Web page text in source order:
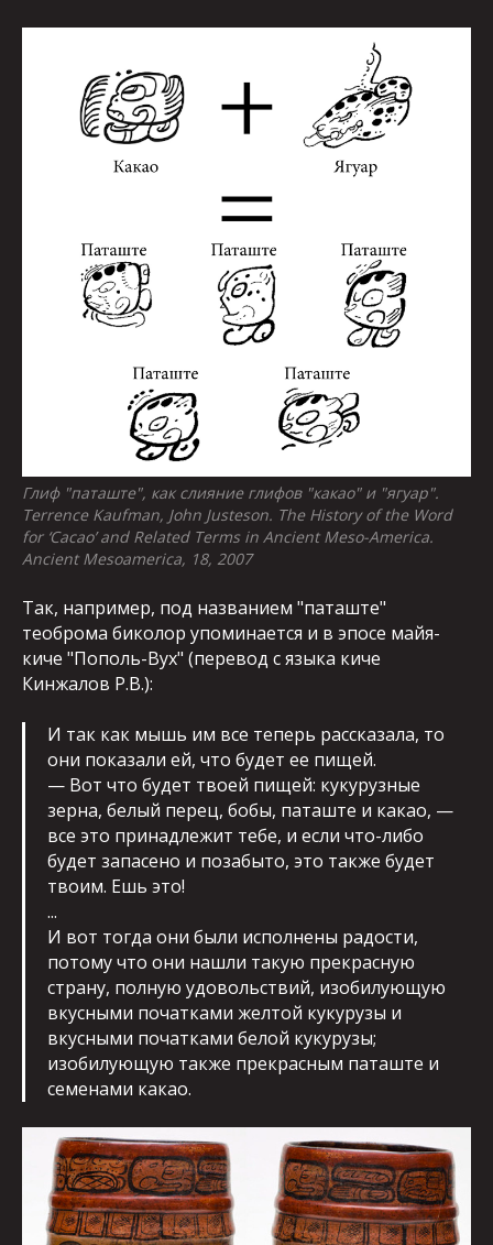
Глиф "паташте", как слияние глифов "какао" и "ягуар".
Terrence Kaufman, John Justeson. The History of the Word
for ‘Cacao’ and Related Terms in Ancient Meso-America.
Ancient Mesoamerica, 18, 2007
Так, например, под названием "паташте"
теоброма биколор упоминается и в эпосе майя-
киче "Пополь-Вух" (перевод с языка киче
Кинжалов Р.В.):
И так как мышь им все теперь рассказала, то
они показали ей, что будет ее пищей.
— Вот что будет твоей пищей: кукурузные
зерна, белый перец, бобы, паташте и какао, —
все это принадлежит тебе, и если что-либо
будет запасено и позабыто, это также будет
твоим. Ешь это!
...
И вот тогда они были исполнены радости,
потому что они нашли такую прекрасную
страну, полную удовольствий, изобилующую
вкусными початками желтой кукурузы и
вкусными початками белой кукурузы;
изобилующую также прекрасным паташте и
семенами какао.